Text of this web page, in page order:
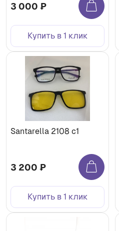
3 000 ₽
Купить в 1 клик
Santarella 2108 c1
3 200 ₽
Купить в 1 клик